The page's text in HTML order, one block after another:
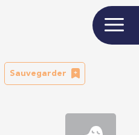
Sauvegarder